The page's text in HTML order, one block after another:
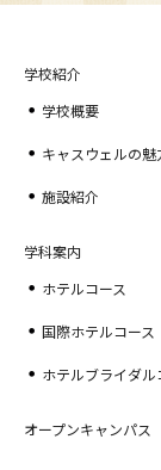
学校紹介
学校概要
キャスウェルの魅
施設紹介
学科案内
ホテルコース
国際ホテルコース
ホテルブライダル
オープンキャンパス